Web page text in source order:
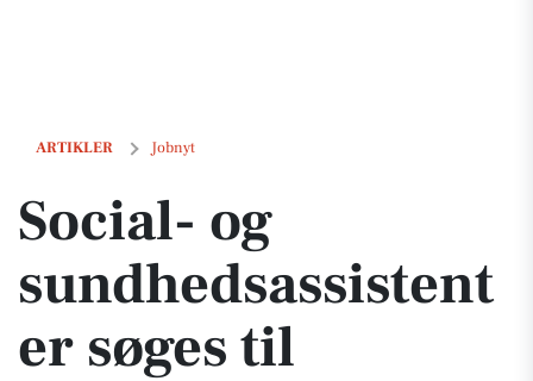
ARTIKLER Jobnyt
Social- og sundhedsassistenter søges til voksende virksomhed med
Social- og
sundhedsassistent
er søges til